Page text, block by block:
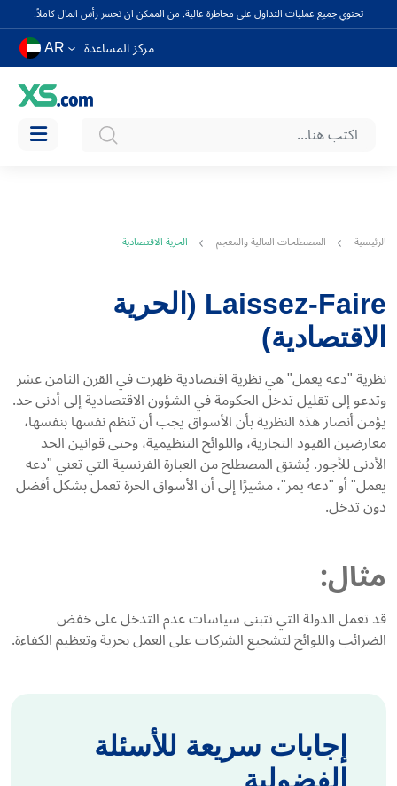
تحتوي جميع عمليات التداول على مخاطرة عالية. من الممكن ان تخسر رأس المال كاملاً.
مركز المساعدة AR
الرئيسية المصطلحات المالية والمعجم الحرية الاقتصادية
Laissez-Faire (الحرية
الاقتصادية)
نظرية "دعه يعمل" هي نظرية اقتصادية ظهرت في القرن الثامن عشر
وتدعو إلى تقليل تدخل الحكومة في الشؤون الاقتصادية إلى أدنى حد.
يؤمن أنصار هذه النظرية بأن الأسواق يجب أن تنظم نفسها بنفسها،
معارضين القيود التجارية، واللوائح التنظيمية، وحتى قوانين الحد
الأدنى للأجور. يُشتق المصطلح من العبارة الفرنسية التي تعني "دعه
يعمل" أو "دعه يمر"، مشيرًا إلى أن الأسواق الحرة تعمل بشكل أفضل
دون تدخل.
مثال:
قد تعمل الدولة التي تتبنى سياسات عدم التدخل على خفض
الضرائب واللوائح لتشجيع الشركات على العمل بحرية وتعظيم الكفاءة.
إجابات سريعة للأسئلة